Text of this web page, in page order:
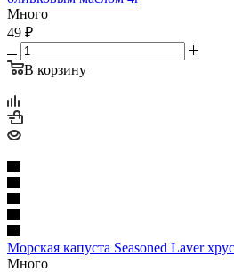
Много
49 ₽
В корзину
Морская капуста Seasoned Laver
Много